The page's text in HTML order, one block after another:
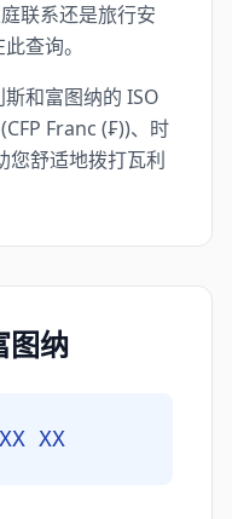
联系还是旅行安
查询。
和富图纳的 ISO
Franc (₣))、时
您舒适地拨打瓦利
图纳
XX